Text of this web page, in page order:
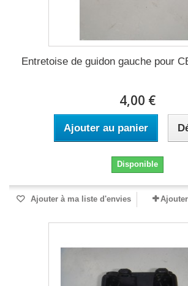
Entretoise de guidon gauche pour
4,00 €
Ajouter au panier
Disponible
Ajouter à ma liste d'envies